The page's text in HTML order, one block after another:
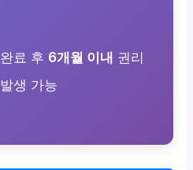
료 후 6개월 이내 권리
생 가능